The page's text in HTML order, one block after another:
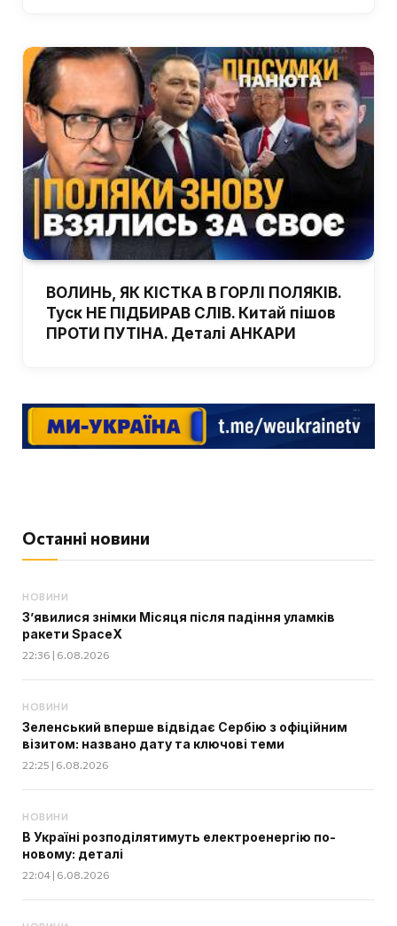
ВОЛИНЬ, ЯК КІСТКА В ГОРЛІ ПОЛЯКІВ.
Туск НЕ ПІДБИРАВ СЛІВ. Китай пішов
ПРОТИ ПУТІНА. Деталі АНКАРИ
Останні новини
НОВИНИ
З’явилися знімки Місяця після падіння уламків
ракети SpaceX
22:36 | 6.08.2026
НОВИНИ
Зеленський вперше відвідає Сербію з офіційним
візитом: названо дату та ключові теми
22:25 | 6.08.2026
НОВИНИ
В Україні розподілятимуть електроенергію по-
новому: деталі
22:04 | 6.08.2026